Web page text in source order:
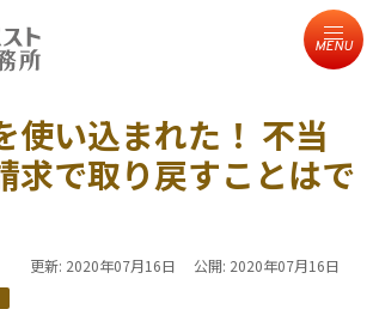
MENU
使い込まれた！ 不当
求で取り戻すことはで
更新: 2020年07月16日 公開: 2020年07月16日